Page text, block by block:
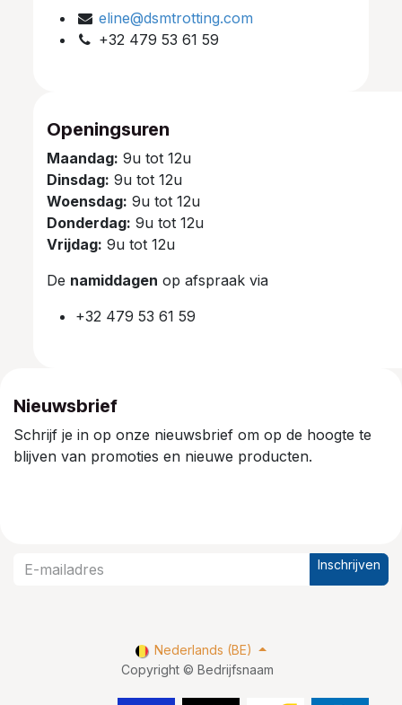
eline@dsmtrotting.com
+32 479 53 61 59
Openingsuren
Maandag: 9u tot 12u
Dinsdag: 9u tot 12u
Woensdag: 9u tot 12u
Donderdag: 9u tot 12u
Vrijdag: 9u tot 12u
De namiddagen op afspraak via
+32 479 53 61 59
Nieuwsbrief
Schrijf je in op onze nieuwsbrief om op de hoogte te
blijven van promoties en nieuwe producten.
Inschrijven
Copyright © Bedrijfsnaam
Nederlands (BE)